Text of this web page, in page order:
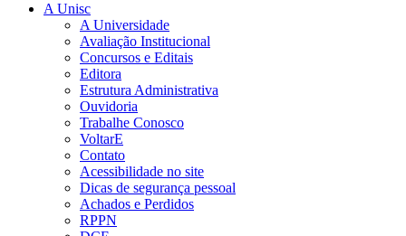
A Unisc
A Universidade
Avaliação Institucional
Concursos e Editais
Editora
Estrutura Administrativa
Ouvidoria
Trabalhe Conosco
VoltarE
Contato
Acessibilidade no site
Dicas de segurança pessoal
Achados e Perdidos
RPPN